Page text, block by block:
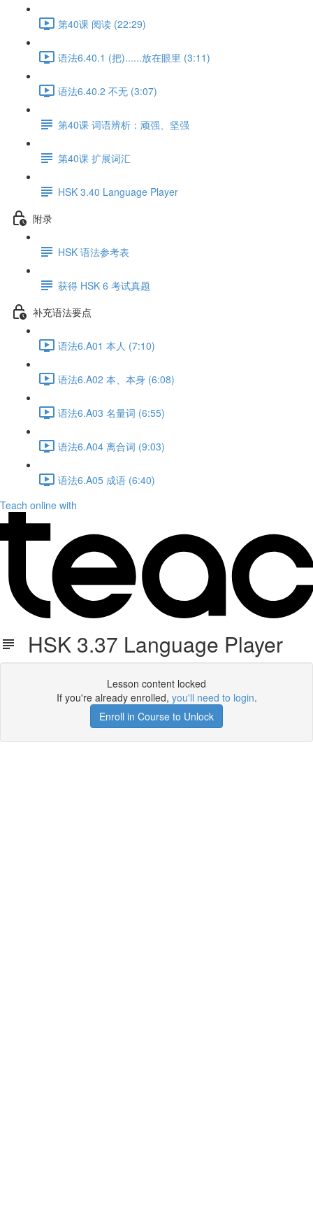
第40课 阅读 (22:29)
语法6.40.1 (把)......放在眼里 (3:11)
语法6.40.2 不无 (3:07)
第40课 词语辨析：顽强、坚强
第40课 扩展词汇
HSK 3.40 Language Player
附录
HSK 语法参考表
获得 HSK 6 考试真题
补充语法要点
语法6.A01 本人 (7:10)
语法6.A02 本、本身 (6:08)
语法6.A03 名量词 (6:55)
语法6.A04 离合词 (9:03)
语法6.A05 成语 (6:40)
Teach online with
HSK 3.37 Language Player
Lesson content locked
If you're already enrolled, you'll need to login.
Enroll in Course to Unlock